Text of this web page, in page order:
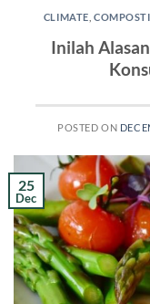
CLIMATE
Inilah
POSTED ON
25
Dec